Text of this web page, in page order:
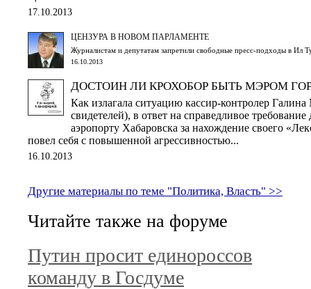
17.10.2013
ЦЕНЗУРА В НОВОМ ПАРЛАМЕНТЕ
Журналистам и депутатам запретили свободные пресс-подходы в Ил
16.10.2013
ДОСТОИН ЛИ КРОХОБОР БЫТЬ МЭРОМ
Как излагала ситуацию кассир-контролер
свидетелей), в ответ на справедливое
аэропорту Хабаровска за нахождение своего
повел себя с повышенной агрессивностью...
16.10.2013
Другие материалы по теме "Политика, Власть" >>
Читайте также на форуме
Путин просит единороссов
команду в Госдуме